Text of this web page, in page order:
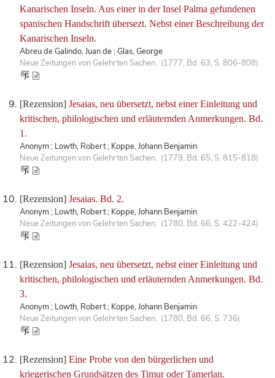
Kanarischen Inseln. Aus einer in der Insel Palma gefundenen
spanischen Handschrift übersezt. Nebst einer Beschreibung der
Kanarischen Inseln.
Abreu de Galindo, Juan de ; Glas, George
Neue Zeitungen von Gelehrten Sachen. (1777, Bd. 63, S. 806-808)
[Rezension] Jesaias, neu übersetzt, nebst einer Einleitung und
kritischen, philologischen und erläuternden Anmerkungen. Bd.
1.
Anonym ; Lowth, Robert ; Koppe, Johann Benjamin
Neue Zeitungen von Gelehrten Sachen. (1779, Bd. 65, S. 815-818)
[Rezension] Jesaias. Bd. 2.
Anonym ; Lowth, Robert ; Koppe, Johann Benjamin
Neue Zeitungen von Gelehrten Sachen. (1780, Bd. 66, S. 422-424)
[Rezension] Jesaias, neu übersetzt, nebst einer Einleitung und
kritischen, philologischen und erläuternden Anmerkungen. Bd.
3.
Anonym ; Lowth, Robert ; Koppe, Johann Benjamin
Neue Zeitungen von Gelehrten Sachen. (1780, Bd. 66, S. 736)
[Rezension] Eine Probe von den bürgerlichen und
kriegerischen Grundsätzen des Timur oder Tamerlan.